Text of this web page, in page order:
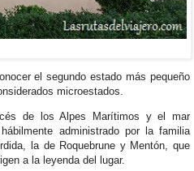
el segundo estado más pequeño
microestados.
de los Alpes Marítimos y el mar
administrado por la familia
la de Roquebrune y Mentón, que
a la leyenda del lugar.